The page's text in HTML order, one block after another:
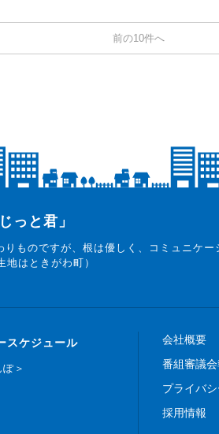
前の10件へ
っと君」
ものですが、根は優しく、コミュニケー
はときがわ町）
スケジュール
＞
会社概要
番組審議
プライバ
採用情報